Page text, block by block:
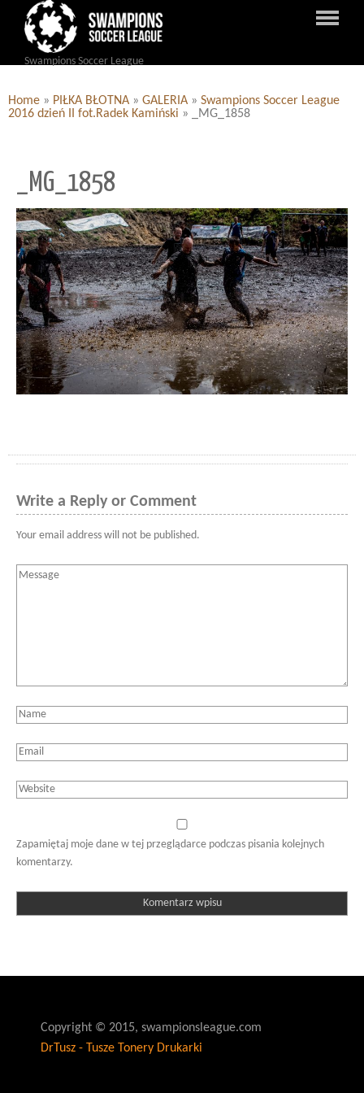
Swampions Soccer League
Home » PIŁKA BŁOTNA » GALERIA » Swampions Soccer League
2016 dzień II fot.Radek Kamiński » _MG_1858
_MG_1858
Write a Reply or Comment
Your email address will not be published.
Zapamiętaj moje dane w tej przeglądarce podczas pisania kolejnych
komentarzy.
Copyright © 2015, swampionsleague.com
DrTusz - Tusze Tonery Drukarki